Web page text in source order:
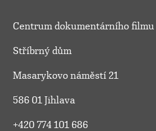
Centrum dokumentárního filmu
Stříbrný dům
Masarykovo náměstí 21
586 01 Jihlava
+420 774 101 686